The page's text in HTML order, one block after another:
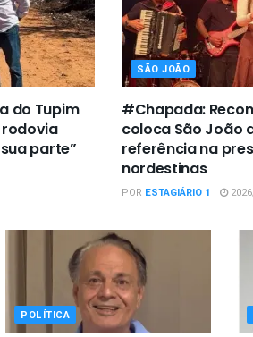
do Tupim
parte”
SÃO JOÃO
#Chapada:
coloca São João
referência na
nordestinas
POR ESTAGIÁRIO 1
POLÍTICA